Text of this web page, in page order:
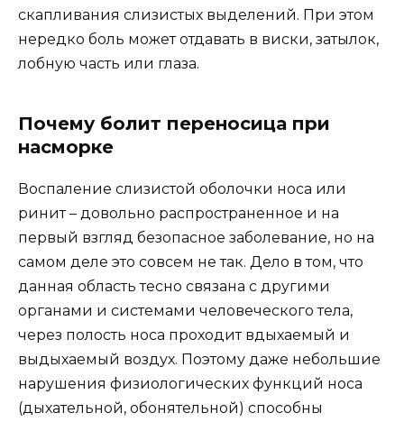
скапливания слизистых выделений. При этом
нередко боль может отдавать в виски, затылок,
лобную часть или глаза.
Почему болит переносица при
насморке
Воспаление слизистой оболочки носа или
ринит – довольно распространенное и на
первый взгляд безопасное заболевание, но на
самом деле это совсем не так. Дело в том, что
данная область тесно связана с другими
органами и системами человеческого тела,
через полость носа проходит вдыхаемый и
выдыхаемый воздух. Поэтому даже небольшие
нарушения физиологических функций носа
(дыхательной, обонятельной) способны